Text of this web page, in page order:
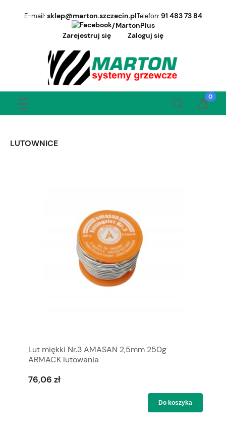
E-mail: sklep@marton.szczecin.plTelefon: 91 483 73 84
/MartonPlus
Zarejestruj się
Zaloguj się
LUTOWNICE
Lut miękki Nr.3 AMASAN 2,5mm 250g
ARMACK lutowania
76,06 zł
Do koszyka